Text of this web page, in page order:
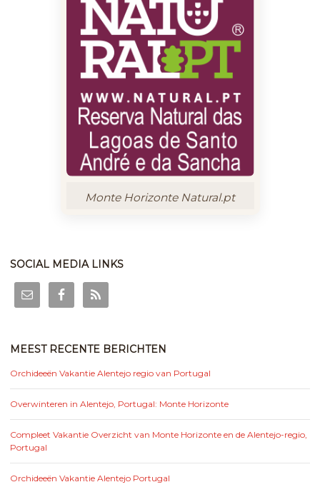
Monte Horizonte Natural.pt
SOCIAL MEDIA LINKS
MEEST RECENTE BERICHTEN
Orchideeën Vakantie Alentejo regio van Portugal
Overwinteren in Alentejo, Portugal: Monte Horizonte
Compleet Vakantie Overzicht van Monte Horizonte en de Alentejo-regio,
Portugal
Orchideeën Vakantie Alentejo Portugal